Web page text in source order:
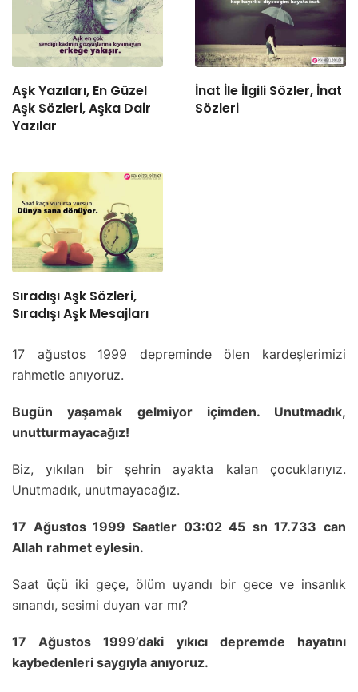
Aşk Yazıları, En Güzel
Aşk Sözleri, Aşka Dair
Yazılar
İnat İle İlgili Sözler, İnat
Sözleri
Sıradışı Aşk Sözleri,
Sıradışı Aşk Mesajları
17 ağustos 1999 depreminde ölen kardeşlerimizi
rahmetle anıyoruz.
Bugün yaşamak gelmiyor içimden. Unutmadık,
unutturmayacağız!
Biz, yıkılan bir şehrin ayakta kalan çocuklarıyız.
Unutmadık, unutmayacağız.
17 Ağustos 1999 Saatler 03:02 45 sn 17.733 can
Allah rahmet eylesin.
Saat üçü iki geçe, ölüm uyandı bir gece ve insanlık
sınandı, sesimi duyan var mı?
17 Ağustos 1999’daki yıkıcı depremde hayatını
kaybedenleri saygıyla anıyoruz.